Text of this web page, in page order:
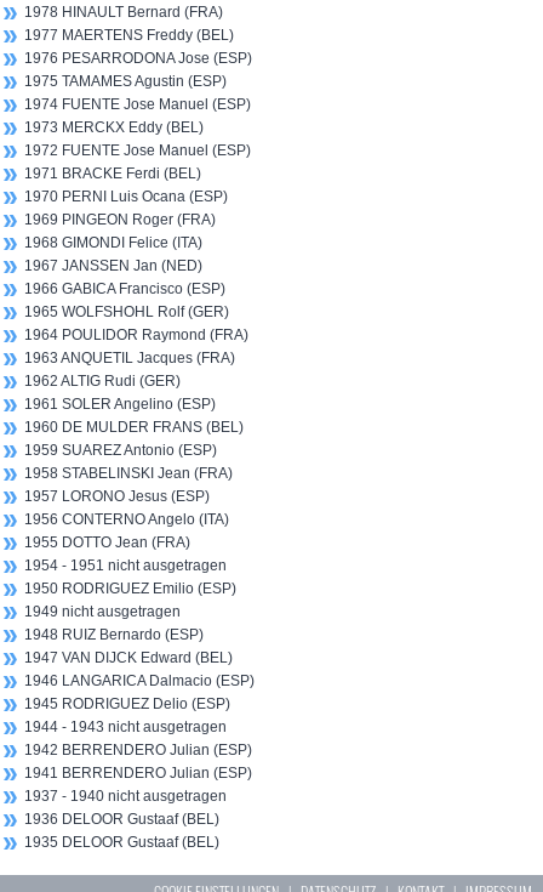
1978 HINAULT Bernard (FRA)
1977 MAERTENS Freddy (BEL)
1976 PESARRODONA Jose (ESP)
1975 TAMAMES Agustin (ESP)
1974 FUENTE Jose Manuel (ESP)
1973 MERCKX Eddy (BEL)
1972 FUENTE Jose Manuel (ESP)
1971 BRACKE Ferdi (BEL)
1970 PERNI Luis Ocana (ESP)
1969 PINGEON Roger (FRA)
1968 GIMONDI Felice (ITA)
1967 JANSSEN Jan (NED)
1966 GABICA Francisco (ESP)
1965 WOLFSHOHL Rolf (GER)
1964 POULIDOR Raymond (FRA)
1963 ANQUETIL Jacques (FRA)
1962 ALTIG Rudi (GER)
1961 SOLER Angelino (ESP)
1960 DE MULDER FRANS (BEL)
1959 SUAREZ Antonio (ESP)
1958 STABELINSKI Jean (FRA)
1957 LORONO Jesus (ESP)
1956 CONTERNO Angelo (ITA)
1955 DOTTO Jean (FRA)
1954 - 1951 nicht ausgetragen
1950 RODRIGUEZ Emilio (ESP)
1949 nicht ausgetragen
1948 RUIZ Bernardo (ESP)
1947 VAN DIJCK Edward (BEL)
1946 LANGARICA Dalmacio (ESP)
1945 RODRIGUEZ Delio (ESP)
1944 - 1943 nicht ausgetragen
1942 BERRENDERO Julian (ESP)
1941 BERRENDERO Julian (ESP)
1937 - 1940 nicht ausgetragen
1936 DELOOR Gustaaf (BEL)
1935 DELOOR Gustaaf (BEL)